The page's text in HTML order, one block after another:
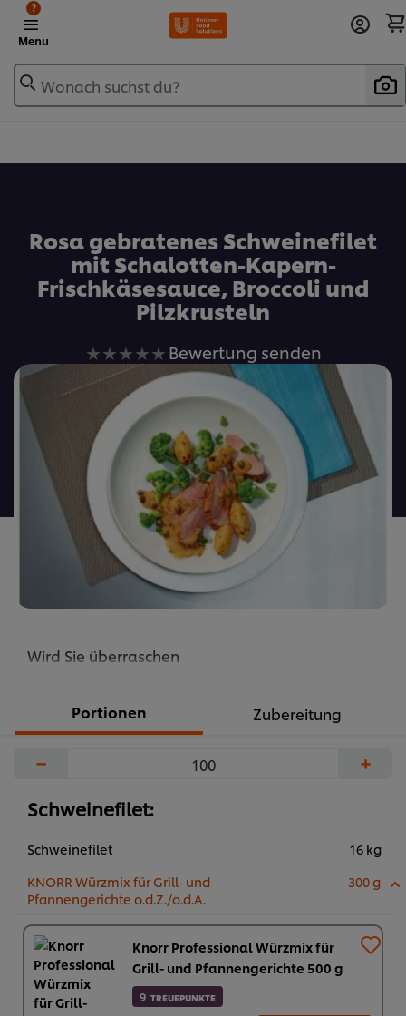
Menu
?
Wonach suchst du?
Rosa gebratenes Schweinefilet
mit Schalotten-Kapern-
Frischkäsesauce, Broccoli und
Pilzkrusteln
Keine
Bewertungen
für
dieses
recipe
abgegeben
Bewertung senden
Wird Sie überraschen
Portionen Zubereitung
− +
Schweinefilet:
Schweinefilet
16 kg
KNORR Würzmix für Grill- und
Pfannengerichte o.d.Z./o.d.A.
300 g
Knorr Professional Würzmix für
Grill- und Pfannengerichte 500 g
9 TREUEPUNKTE